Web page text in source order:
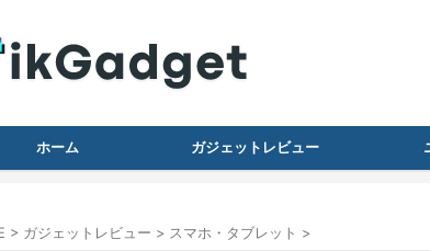
ホーム ガジェットレビュー
> ガジェットレビュー > スマホ・タブレット >